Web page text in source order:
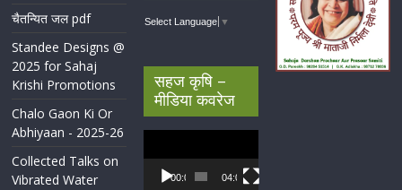
चैतन्यित जल pdf
Standee Designs @
2025 for Sahaj
Krishi Promotions
Chalo Gaon Ki Or
Abhiyaan - 2025-26
Collected Talks on
Vibrated Water
Select Language ▼
सहज कृषि –
मीडिया कवरेज
Player
00:00 04:07